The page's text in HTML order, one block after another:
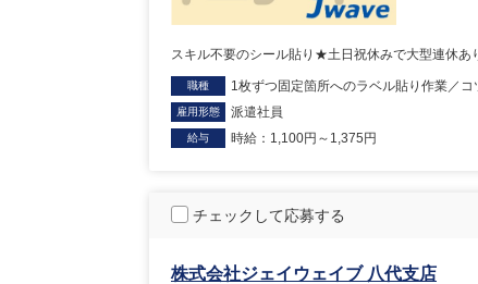
スキル不要のシール貼り★土日祝休みで大型連休あ
職種 1枚ずつ固定箇所へのラベル貼り作業／
雇用形態 派遣社員
給与 時給：1,100円～1,375円
チェックして応募する
株式会社ジェイウェイブ 八代支店